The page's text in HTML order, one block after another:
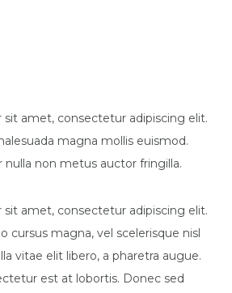
sit amet, consectetur adipiscing elit.
magna mollis euismod.
nulla non metus auctor fringilla.
sit amet, consectetur adipiscing elit.
cursus magna, vel scelerisque nisl
vitae elit libero, a pharetra augue.
est at lobortis. Donec sed